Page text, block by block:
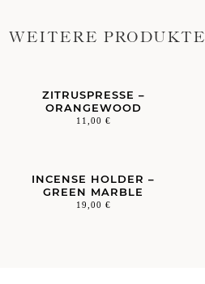
WEITERE PRODUKTE
ZITRUSPRESSE –
ORANGEWOOD
11,00 €
INCENSE HOLDER –
GREEN MARBLE
19,00 €